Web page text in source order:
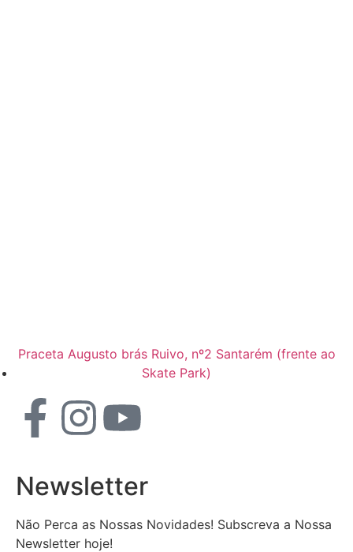
Praceta Augusto brás Ruivo, nº2 Santarém (frente ao
Skate Park)
Newsletter
Não Perca as Nossas Novidades! Subscreva a Nossa
Newsletter hoje!